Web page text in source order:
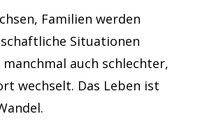
Familien werden
Situationen
auch schlechter,
wechselt. Das Leben ist